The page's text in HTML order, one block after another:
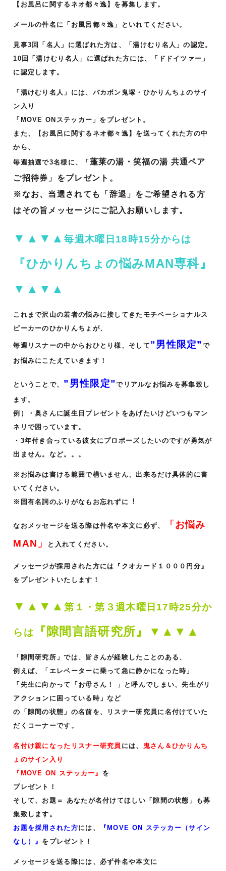
【お風呂に関するネオ都々逸】を募集します。
メールの件名に「お風呂都々逸」といれてください。
見事3回「名人」に選ばれた方は、「湯けむり名人」の認定。
10回「湯けむり名人」に選ばれた方には、「ドドイツァー」
に認定します。
「湯けむり名人」には、バカボン鬼塚・ひかりんちょのサイ
ン入り
「MOVE ONステッカー」をプレゼント。
また、【お風呂に関するネオ都々逸】を送ってくれた方の中
から、
毎週抽選で3名様に、「 蓬莱の湯・笑福の湯 共通ペア
ご招待券」をプレゼント。
※なお、当選されても「辞退」をご希望される方
はその旨メッセージにご記入お願いします。
▼▲▼▲毎週木曜日18時15分からは
『ひかりんちょの悩みMAN専科』
▼▲▼▲
これまで沢山の若者の悩みに接してきたモチベーショナルス
ピーカーのひかりんちょが、
毎週リスナーの中からおひとり様、そして ”男性限定” で
お悩みにこたえていきます！
ということで、 ”男性限定”でリアルなお悩みを募集致し
ます。
例）・奥さんに誕⽣⽇プレゼントをあげたいけどいつもマン
ネリで困っています。
・3年付き合っている彼⼥にプロポーズしたいのですが勇気が
出ません。など。。。
※お悩みは書ける範囲で構いません、出来るだけ具体的に書
いてください。
※固有名詞のふりがなもお忘れずに︕
なおメッセージを送る際は件名や本文に必ず、
「お悩み
MAN」
と入れてください。
メッセージが採用された方には『クオカード１０００円分』
をプレゼントいたします！
▼▲▼▲第１・第３週木曜日17時25分か
らは 『隙間言語研究所』▼▲▼▲
「隙間研究所」では、皆さんが経験したことのある、
例えば、「エレベーターに乗って急に静かになった時」
「先生に向かって「お母さん！ 」と呼んでしまい、先生がリ
アクションに困っている時」など
の「隙間の状態」の名前を、リスナー研究員に名付けていた
だくコーナーです。
名付け親になったリスナー研究員 には、 鬼さん＆ひかりんち
ょのサイン入り
『MOVE ON ステッカー』 を
プレゼント！
そして、お題＝ あなたが名付けてほしい「隙間の状態」も募
集致します。
お題を採用された方には、
『MOVE ON ステッカー（サイン
なし）』 をプレゼント！
メッセージを送る際には、必ず件名や本文に